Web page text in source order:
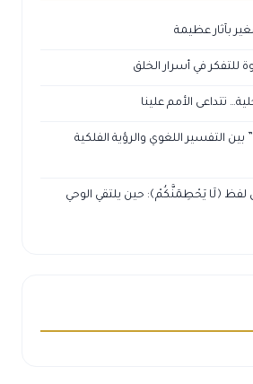
بآثار عظيمة
للتفكر في أسرار الخلق
تتداعى الأمم علينا
التفسير اللغوي والرؤية الفلكية
لفظ ﴿لَا يَحْطِمَنَّكُمْ﴾: حين يلتقي الوحي